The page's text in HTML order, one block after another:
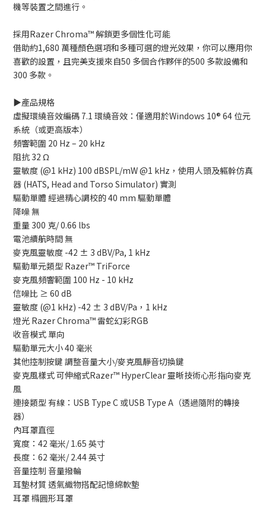
機等裝置之間進行。
採用Razer Chroma™ 解鎖更多個性化可能
借助約1,680 萬種顏色選項和多種可選的燈光效果，你可以應用你
喜歡的設置，且完美支援來自50 多個合作夥伴的500 多款設備和
300 多款。
▶️產品規格
虛擬環繞音效編碼 7.1 環繞音效：僅適用於Windows 10® 64 位元
系統（或更高版本）
頻響範圍 20 Hz – 20 kHz
阻抗 32 Ω
靈敏度 (@1 kHz) 100 dBSPL/mW @1 kHz，使用人頭及軀幹仿真
器 (HATS, Head and Torso Simulator) 實測
驅動單體 經過精心調校的 40 mm 驅動單體
降噪 無
重量 300 克/ 0.66 lbs
電池續航時間 無
麥克風靈敏度 -42 ± 3 dBV/Pa, 1 kHz
驅動單元類型 Razer™ TriForce
麥克風頻響範圍 100 Hz - 10 kHz
信噪比 ≥ 60 dB
靈敏度 (@1 kHz) -42 ± 3 dBV/Pa，1 kHz
燈光 Razer Chroma™ 雷蛇幻彩RGB
收音模式 單向
驅動單元大小 40 毫米
其他控制按鍵 調整音量大小/麥克風靜音切換鍵
麥克風樣式 可伸縮式Razer™ HyperClear 靈晰技術心形指向麥克
風
連接類型 有線：USB Type C 或USB Type A（透過隨附的轉接
器）
內耳罩直徑
寬度：42 毫米/ 1.65 英寸
長度：62 毫米/ 2.44 英寸
音量控制 音量撥輪
耳墊材質 透氣織物搭配記憶綿軟墊
耳罩 橢圓形耳罩